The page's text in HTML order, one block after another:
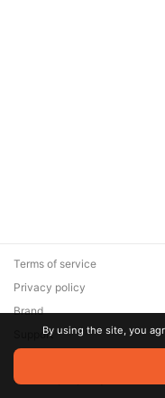
© 2026 Zaya Solutions
are the property of their
Terms of service
Privacy policy
Brand
SupportBy using the site, you